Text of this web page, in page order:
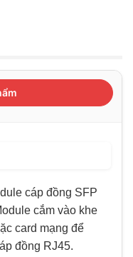
cáp đồng SFP
cắm vào khe
card mạng để
đồng RJ45.